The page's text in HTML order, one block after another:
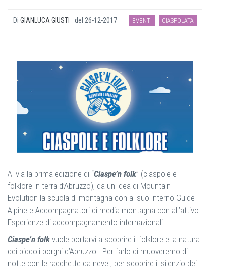
Di GIANLUCA GIUSTI del 26-12-2017 EVENTI CIASPOLATA
Al via la prima edizione di “Ciaspe’n folk” (ciaspole e
folklore in terra d’Abruzzo), da un idea di Mountain
Evolution la scuola di montagna con al suo interno Guide
Alpine e Accompagnatori di media montagna con all’attivo
Esperienze di accompagnamento internazionali.
Ciaspe’n folk vuole portarvi a scoprire il folklore e la natura
dei piccoli borghi d’Abruzzo . Per farlo ci muoveremo di
notte con le racchette da neve , per scoprire il silenzio dei